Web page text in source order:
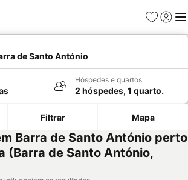
Favoritos
Iniciar
de Santo António
Hóspedes e quartos
2 hóspedes, 1 quarto.
Filtrar Mapa
Barra de Santo António perto
(Barra de Santo António,